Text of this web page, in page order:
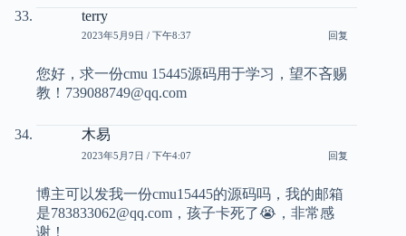
terry
2023年5月9日 / 下午8:37 回复
您好，求一份cmu 15445源码用于学习，望不吝赐
教！739088749@qq.com
木易
2023年5月7日 / 下午4:07 回复
博主可以发我一份cmu15445的源码吗，我的邮箱
是783833062@qq.com，孩子卡死了😭，非常感
谢！